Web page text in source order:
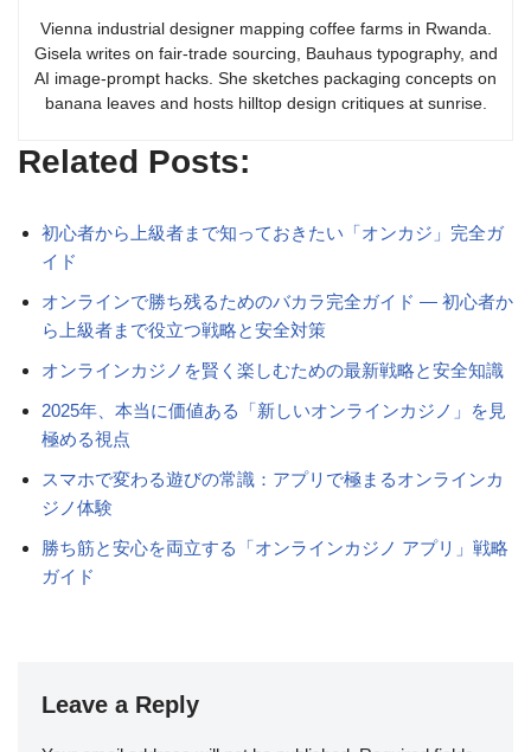
Vienna industrial designer mapping coffee farms in Rwanda.
Gisela writes on fair-trade sourcing, Bauhaus typography, and
AI image-prompt hacks. She sketches packaging concepts on
banana leaves and hosts hilltop design critiques at sunrise.
Related Posts:
初心者から上級者まで知っておきたい「オンカジ」完全ガ
イド
オンラインで勝ち残るためのバカラ完全ガイド — 初心者か
ら上級者まで役立つ戦略と安全対策
オンラインカジノを賢く楽しむための最新戦略と安全知識
2025年、本当に価値ある「新しいオンラインカジノ」を見
極める視点
スマホで変わる遊びの常識：アプリで極まるオンラインカ
ジノ体験
勝ち筋と安心を両立する「オンラインカジノ アプリ」戦略
ガイド
Leave a Reply